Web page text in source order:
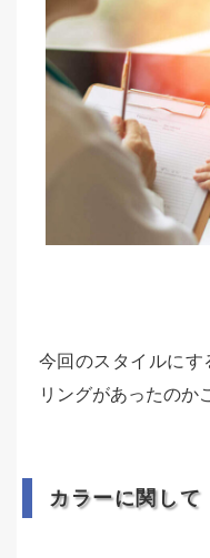
今回のスタイルにす
リングがあったのか
カラーに関して